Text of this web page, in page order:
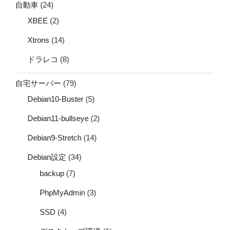
自動車 (24)
XBEE (2)
Xtrons (14)
ドラレコ (8)
自宅サーバー (79)
Debian10-Buster (5)
Debian11-bullseye (2)
Debian9-Stretch (14)
Debian設定 (34)
backup (7)
PhpMyAdmin (3)
SSD (4)